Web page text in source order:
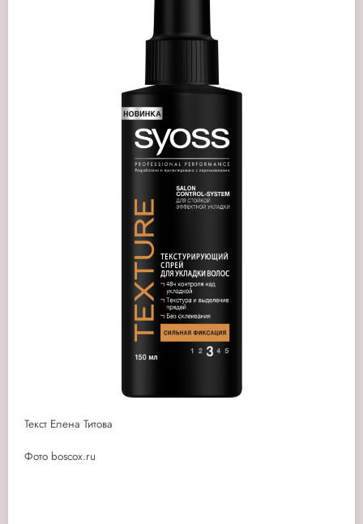
Текст Елена Титова
Фото boscox.ru